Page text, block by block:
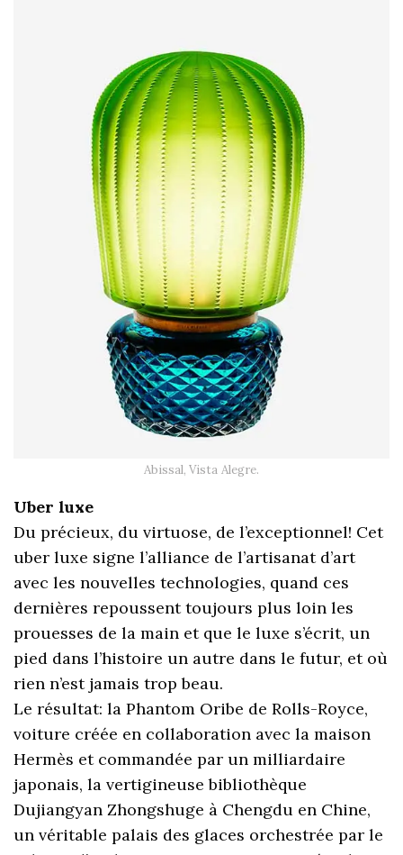
Abissal, Vista Alegre.
Uber luxe
Du précieux, du virtuose, de l’exceptionnel! Cet
uber luxe signe l’alliance de l’artisanat d’art
avec les nouvelles technologies, quand ces
dernières repoussent toujours plus loin les
prouesses de la main et que le luxe s’écrit, un
pied dans l’histoire un autre dans le futur, et où
rien n’est jamais trop beau.
Le résultat: la Phantom Oribe de Rolls-Royce,
voiture créée en collaboration avec la maison
Hermès et commandée par un milliardaire
japonais, la vertigineuse bibliothèque
Dujiangyan Zhongshuge à Chengdu en Chine,
un véritable palais des glaces orchestrée par le